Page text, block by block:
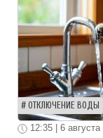
ОТКЛЮЧЕНИЕ ВОДЫ
12:35 | 6 августа